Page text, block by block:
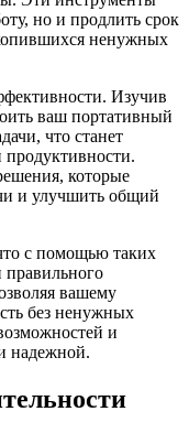
но и продлить срок
ненужных
Изучив
ваш портативный
что станет
которые
и улучшить общий
с помощью таких
правильного
вашему
без ненужных
и
надежной.